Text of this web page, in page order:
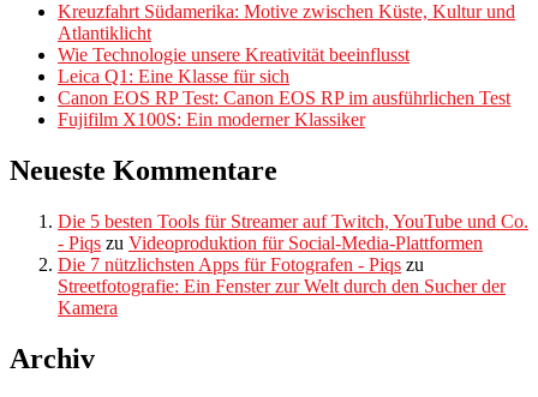
Kreuzfahrt Südamerika: Motive zwischen Küste, Kultur und
Atlantiklicht
Wie Technologie unsere Kreativität beeinflusst
Leica Q1: Eine Klasse für sich
Canon EOS RP Test: Canon EOS RP im ausführlichen Test
Fujifilm X100S: Ein moderner Klassiker
Neueste Kommentare
Die 5 besten Tools für Streamer auf Twitch, YouTube und Co.
- Piqs zu Videoproduktion für Social-Media-Plattformen
Die 7 nützlichsten Apps für Fotografen - Piqs zu
Streetfotografie: Ein Fenster zur Welt durch den Sucher der
Kamera
Archiv